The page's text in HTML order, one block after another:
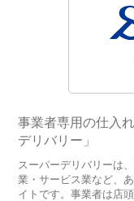
事業者専用の仕入
デリバリー」
スーパーデリバリーは
業・サービス業など、
イトです。事業者は店